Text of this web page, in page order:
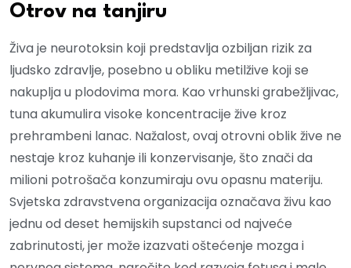
Otrov na tanjiru
Živa je neurotoksin koji predstavlja ozbiljan rizik za
ljudsko zdravlje, posebno u obliku metilžive koji se
nakuplja u plodovima mora. Kao vrhunski grabežljivac,
tuna akumulira visoke koncentracije žive kroz
prehrambeni lanac. Nažalost, ovaj otrovni oblik žive ne
nestaje kroz kuhanje ili konzervisanje, što znači da
milioni potrošača konzumiraju ovu opasnu materiju.
Svjetska zdravstvena organizacija označava živu kao
jednu od deset hemijskih supstanci od najveće
zabrinutosti, jer može izazvati oštećenje mozga i